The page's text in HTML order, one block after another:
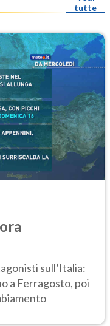
tutte
sull’Italia:
a Ferragosto, poi